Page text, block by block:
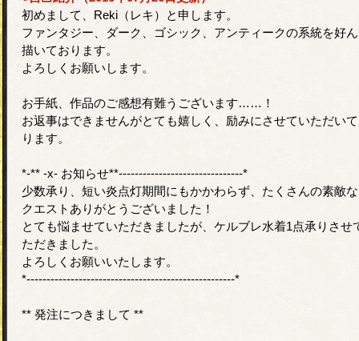
初めまして、Reki（レキ）と申します。
ファンタジー、ダーク、ゴシック、アンティークの系統を好
描いております。
よろしくお願いします。
お手紙、作品のご感想有難うございます……！
お返事はできませんがとても嬉しく、励みにさせていただい
ります。
*-** -x- お知らせ**-------------------------------*
少数承り、短い炎点灯期間にもかかわらず、たくさんの素敵
クエストありがとうございました！
とても悩ませていただきましたが、ケルブレ水着1点承りさせ
ただきました。
よろしくお願いいたします。
*----------------------------------------------------*
** 発注につきまして **